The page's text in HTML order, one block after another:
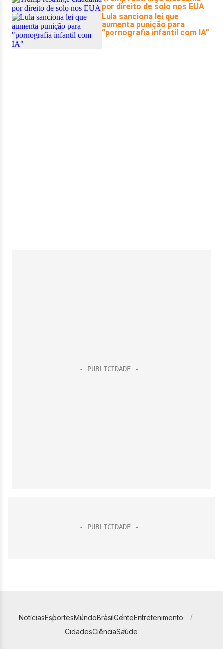
NotíciasEsportesMundoBrasilGenteEntretenimento
CidadesCiênciaSaúde